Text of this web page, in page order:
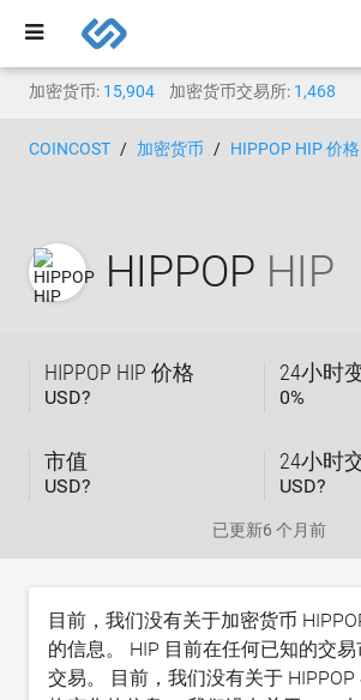
加密货币: 15,904 加密货币交易所: 1,468
COINCOST 加密货币 HIPPOP HIP 价格
HIPPOP HIP
HIPPOP HIP 价格
USD?
24小时
0%
市值
USD?
24小时
USD?
已更新6 个月前
目前，我们没有关于加密货币
的信息。 HIP 目前在任何已知的交
交易。 目前，我们没有关于